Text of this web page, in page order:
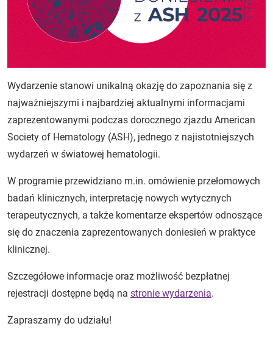
Wydarzenie stanowi unikalną okazję do zapoznania się z
najważniejszymi i najbardziej aktualnymi informacjami
zaprezentowanymi podczas dorocznego zjazdu American
Society of Hematology (ASH), jednego z najistotniejszych
wydarzeń w światowej hematologii.
W programie przewidziano m.in. omówienie przełomowych
badań klinicznych, interpretację nowych wytycznych
terapeutycznych, a także komentarze ekspertów odnoszące
się do znaczenia zaprezentowanych doniesień w praktyce
klinicznej.
Szczegółowe informacje oraz możliwość bezpłatnej
rejestracji dostępne będą na stronie wydarzenia.
Zapraszamy do udziału!